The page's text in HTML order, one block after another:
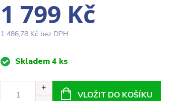
1 799 Kč
1 486,78 Kč bez DPH
MěrnáSkladem4 ks
VLOŽIT DO KOŠÍKU